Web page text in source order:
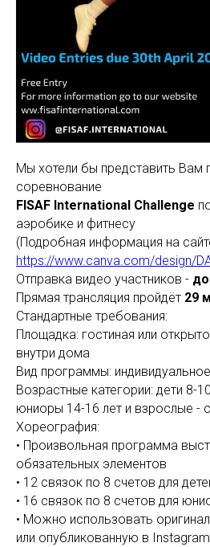
Мы хотели бы представить Вам
соревнование
FISAF International Challenge
аэробике и фитнесу
(Подробная информация на
https://www.canva.com/design/
Отправка видео участников -
Прямая трансляция пройдёт 29
Стандартные требования:
Площадка: гостиная или
внутри дома
Вид программы:
Возрастные категории: дети 8-
юниоры 14-16 лет и взрослые -
Хореография:
• Произвольная программа
обязательных элементов
• 12 связок по 8 счетов для
• 16 связок по 8 счетов для
• Можно использовать
или опубликованную в